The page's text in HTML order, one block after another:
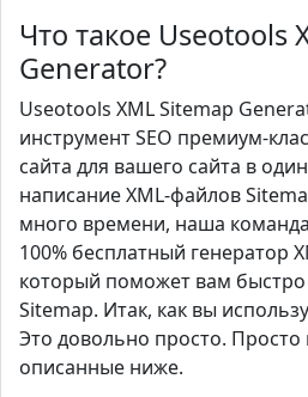
Что такое Useotools
Generator?
Useotools XML Sitemap
инструмент SEO премиум-
сайта для вашего сайта в
написание XML-файлов
много времени, наша
100% бесплатный генератор
который поможет вам
Sitemap. Итак, как вы
Это довольно просто.
описанные ниже.